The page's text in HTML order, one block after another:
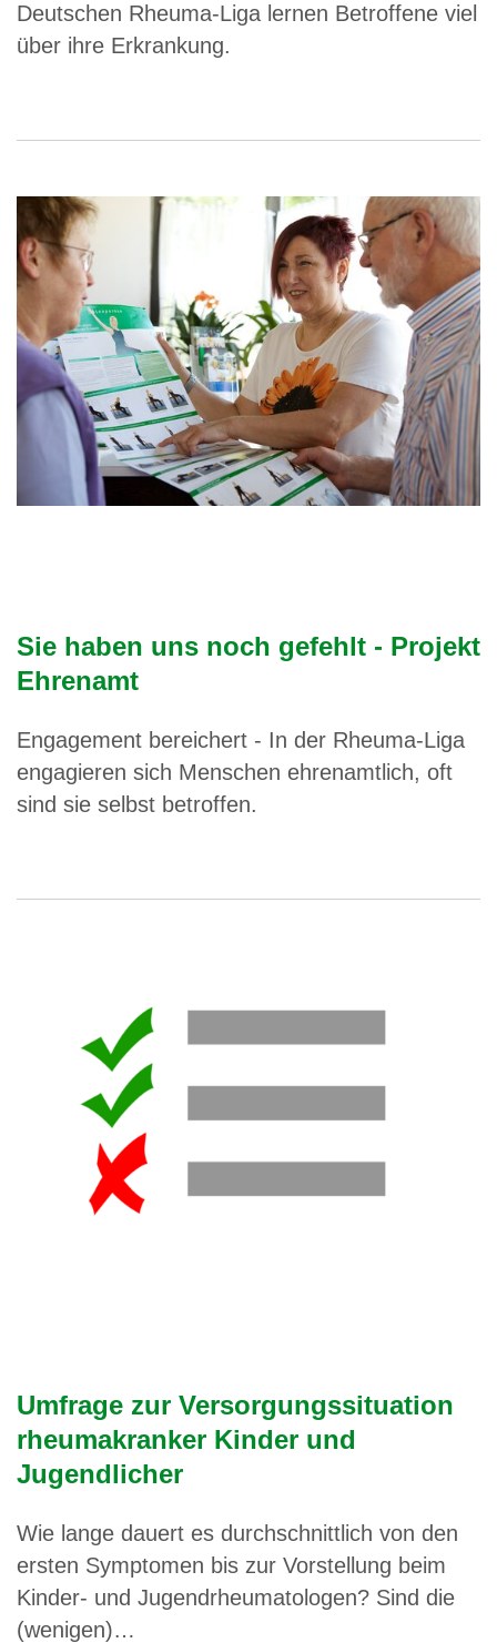
Deutschen Rheuma-Liga lernen Betroffene viel
über ihre Erkrankung.
Sie haben uns noch gefehlt - Projekt
Ehrenamt
Engagement bereichert - In der Rheuma-Liga
engagieren sich Menschen ehrenamtlich, oft
sind sie selbst betroffen.
Umfrage zur Versorgungssituation
rheumakranker Kinder und
Jugendlicher
Wie lange dauert es durchschnittlich von den
ersten Symptomen bis zur Vorstellung beim
Kinder- und Jugendrheumatologen? Sind die
(wenigen)…